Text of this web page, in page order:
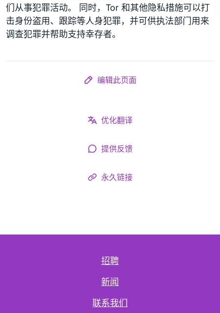
们从事犯罪活动。 同时，Tor 和其他隐私措施可以打
击身份盗用、跟踪等人身犯罪，并可供执法部门用来
调查犯罪并帮助支持幸存者。
编辑此页面
优化翻译
提供反馈
永久链接
招聘
新闻
联系我们